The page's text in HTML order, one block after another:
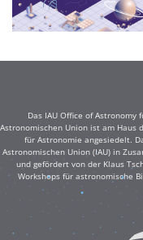
Das IAU Office of
Astronomischen Union ist am Haus
für Astronomie angesiedelt.
Astronomischen Union (IAU) in
und gefördert von der Klaus
Workshops für astronomische